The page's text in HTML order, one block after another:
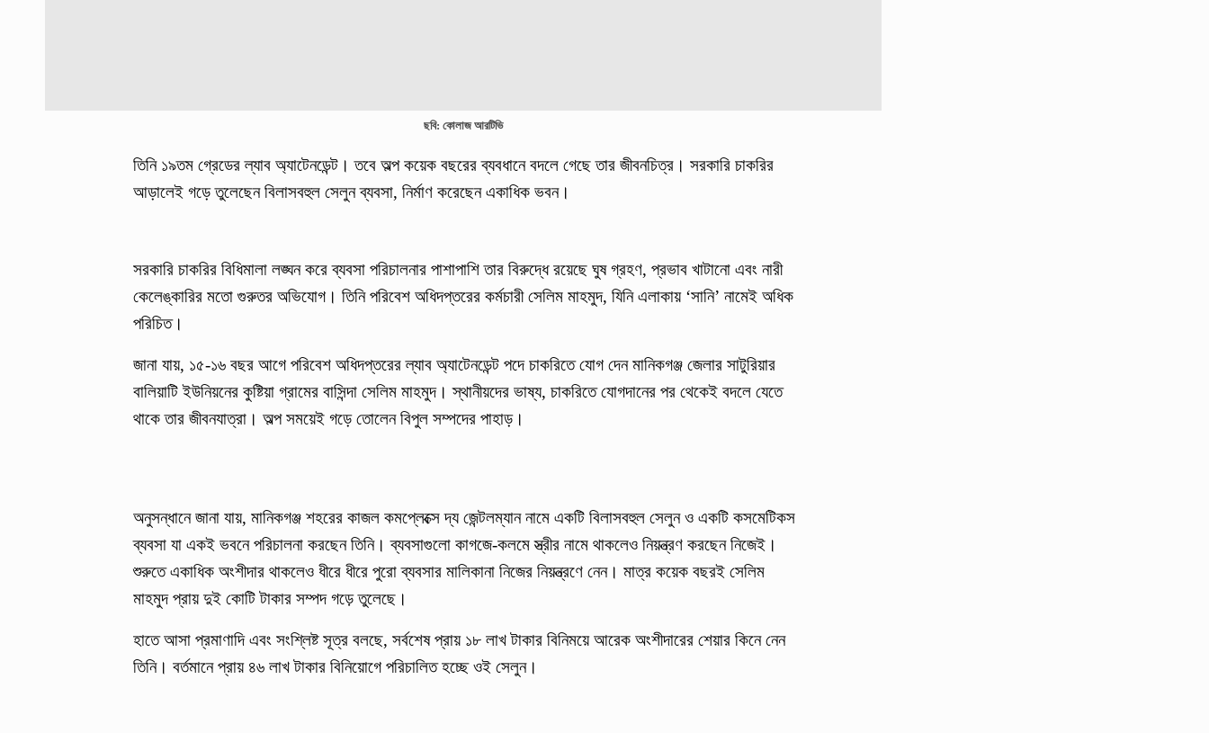
ছবি: কোলাজ আরটিভি
তিনি ১৯তম গ্রেডের ল্যাব অ্যাটেনডেন্ট। তবে অল্প কয়েক বছরের ব্যবধানে বদলে গেছে তার জীবনচিত্র। সরকারি চাকরির
আড়ালেই গড়ে তুলেছেন বিলাসবহুল সেলুন ব্যবসা, নির্মাণ করেছেন একাধিক ভবন।
সরকারি চাকরির বিধিমালা লঙ্ঘন করে ব্যবসা পরিচালনার পাশাপাশি তার বিরুদ্ধে রয়েছে ঘুষ গ্রহণ, প্রভাব খাটানো এবং নারী
কেলেঙ্কারির মতো গুরুতর অভিযোগ। তিনি পরিবেশ অধিদপ্তরের কর্মচারী সেলিম মাহমুদ, যিনি এলাকায় ‘সানি’ নামেই অধিক
পরিচিত।
জানা যায়, ১৫-১৬ বছর আগে পরিবেশ অধিদপ্তরের ল্যাব অ্যাটেনডেন্ট পদে চাকরিতে যোগ দেন মানিকগঞ্জ জেলার সাটুরিয়ার
বালিয়াটি ইউনিয়নের কুষ্টিয়া গ্রামের বাসিন্দা সেলিম মাহমুদ। স্থানীয়দের ভাষ্য, চাকরিতে যোগদানের পর থেকেই বদলে যেতে
থাকে তার জীবনযাত্রা। অল্প সময়েই গড়ে তোলেন বিপুল সম্পদের পাহাড়।
অনুসন্ধানে জানা যায়, মানিকগঞ্জ শহরের কাজল কমপ্লেক্সে দ্য জেন্টলম্যান নামে একটি বিলাসবহুল সেলুন ও একটি কসমেটিকস
ব্যবসা যা একই ভবনে পরিচালনা করছেন তিনি। ব্যবসাগুলো কাগজে-কলমে স্ত্রীর নামে থাকলেও নিয়ন্ত্রণ করছেন নিজেই।
শুরুতে একাধিক অংশীদার থাকলেও ধীরে ধীরে পুরো ব্যবসার মালিকানা নিজের নিয়ন্ত্রণে নেন। মাত্র কয়েক বছরই সেলিম
মাহমুদ প্রায় দুই কোটি টাকার সম্পদ গড়ে তুলেছে।
হাতে আসা প্রমাণাদি এবং সংশ্লিষ্ট সূত্র বলছে, সর্বশেষ প্রায় ১৮ লাখ টাকার বিনিময়ে আরেক অংশীদারের শেয়ার কিনে নেন
তিনি। বর্তমানে প্রায় ৪৬ লাখ টাকার বিনিয়োগে পরিচালিত হচ্ছে ওই সেলুন।